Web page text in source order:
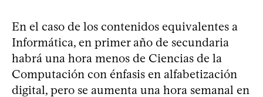
En el caso de los contenidos equivalentes a
Informática, en primer año de secundaria
habrá una hora menos de Ciencias de la
Computación con énfasis en alfabetización
digital, pero se aumenta una hora semanal en